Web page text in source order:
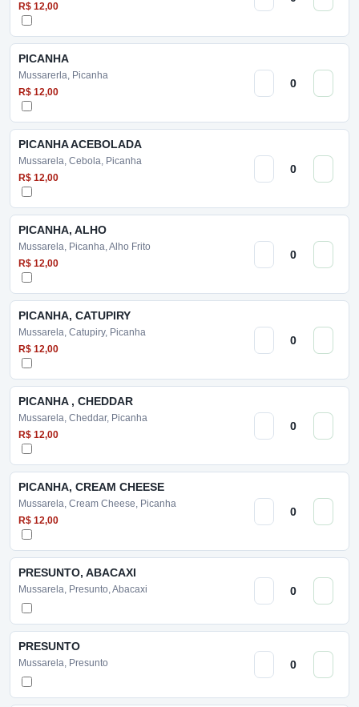
R$ 12,00
PICANHA
Mussarerla, Picanha
R$ 12,00
PICANHA ACEBOLADA
Mussarela, Cebola, Picanha
R$ 12,00
PICANHA, ALHO
Mussarela, Picanha, Alho Frito
R$ 12,00
PICANHA, CATUPIRY
Mussarela, Catupiry, Picanha
R$ 12,00
PICANHA , CHEDDAR
Mussarela, Cheddar, Picanha
R$ 12,00
PICANHA, CREAM CHEESE
Mussarela, Cream Cheese, Picanha
R$ 12,00
PRESUNTO, ABACAXI
Mussarela, Presunto, Abacaxi
PRESUNTO
Mussarela, Presunto